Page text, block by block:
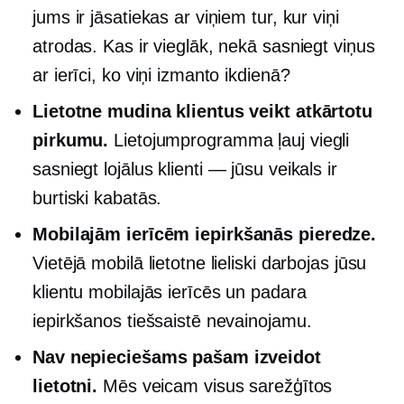
jums ir jāsatiekas ar viņiem tur, kur viņi
atrodas. Kas ir vieglāk, nekā sasniegt viņus
ar ierīci, ko viņi izmanto ikdienā?
Lietotne mudina klientus veikt atkārtotu
pirkumu. Lietojumprogramma ļauj viegli
sasniegt lojālus klienti — jūsu veikals ir
burtiski kabatās.
Mobilajām ierīcēm iepirkšanās pieredze.
Vietējā mobilā lietotne lieliski darbojas jūsu
klientu mobilajās ierīcēs un padara
iepirkšanos tiešsaistē nevainojamu.
Nav nepieciešams pašam izveidot
lietotni. Mēs veicam visus sarežģītos